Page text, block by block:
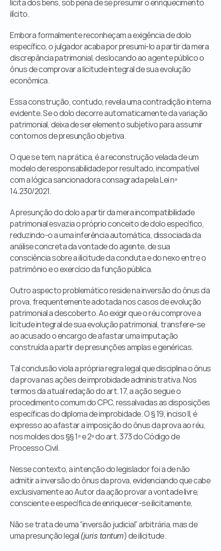
lícita dos bens, sob pena de se presumir o enriquecimento
ilícito.
Embora formalmente reconheçam a exigência de dolo
específico, o julgador acaba por presumi-lo a partir da mera
discrepância patrimonial, deslocando ao agente público o
ônus de comprovar a licitude integral de sua evolução
econômica.
Essa construção, contudo, revela uma contradição interna
evidente. Se o dolo decorre automaticamente da variação
patrimonial, deixa de ser elemento subjetivo para assumir
contornos de presunção objetiva.
O que se tem, na prática, é a reconstrução velada de um
modelo de responsabilidade por resultado, incompatível
com a lógica sancionadora consagrada pela Lei nº
14.230/2021.
A presunção do dolo a partir da mera incompatibilidade
patrimonial esvazia o próprio conceito de dolo específico,
reduzindo-o a uma inferência automática, dissociada da
análise concreta da vontade do agente, de sua
consciência sobre a ilicitude da conduta e do nexo entre o
patrimônio e o exercício da função pública.
Outro aspecto problemático reside na inversão do ônus da
prova, frequentemente adotada nos casos de evolução
patrimonial a descoberto. Ao exigir que o réu comprove a
licitude integral de sua evolução patrimonial, transfere-se
ao acusado o encargo de afastar uma imputação
construída a partir de presunções amplas e genéricas.
Tal conclusão viola a própria regra legal que disciplina o ônus
da prova nas ações de improbidade administrativa. Nos
termos da atual redação do art. 17, a ação segue o
procedimento comum do CPC, ressalvadas as disposições
específicas do diploma de improbidade. O § 19, inciso II, é
expresso ao afastar a imposição do ônus da prova ao réu,
nos moldes dos §§ 1º e 2º do art. 373 do Código de
Processo Civil.
Nesse contexto, a intenção do legislador foi a de não
admitir a inversão do ônus da prova, evidenciando que cabe
exclusivamente ao Autor da ação provar a vontade livre,
consciente e específica de enriquecer-se ilicitamente,
Não se trata de uma “inversão judicial” arbitrária, mas de
uma presunção legal (juris tantum) de ilicitude.